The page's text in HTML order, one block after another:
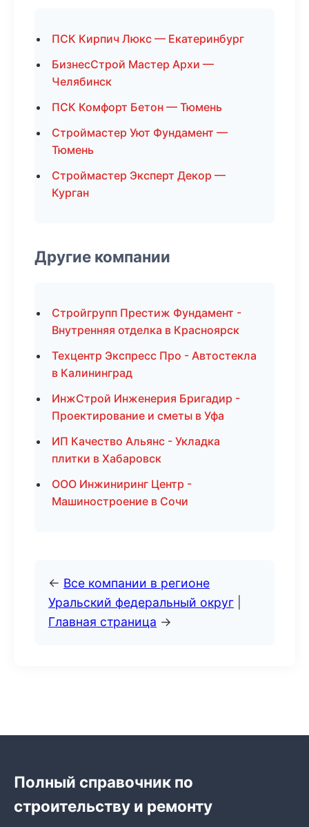
ПСК Кирпич Люкс — Екатеринбург
БизнесСтрой Мастер Архи —
Челябинск
ПСК Комфорт Бетон — Тюмень
Строймастер Уют Фундамент —
Тюмень
Строймастер Эксперт Декор —
Курган
Другие компании
Стройгрупп Престиж Фундамент -
Внутренняя отделка в Красноярск
Техцентр Экспресс Про - Автостекла
в Калининград
ИнжСтрой Инженерия Бригадир -
Проектирование и сметы в Уфа
ИП Качество Альянс - Укладка
плитки в Хабаровск
ООО Инжиниринг Центр -
Машиностроение в Сочи
← Все компании в регионе
Уральский федеральный округ
Главная страница →
Полный справочник по
строительству и ремонту